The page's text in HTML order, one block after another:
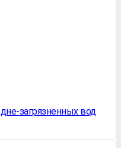
загрязненных вод